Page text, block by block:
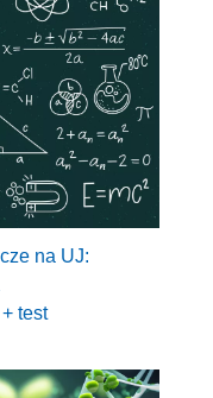
na UJ:
test